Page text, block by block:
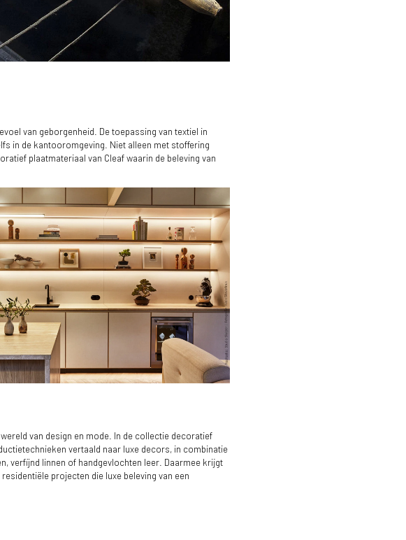
van geborgenheid. De toepassing van textiel in
in de kantooromgeving. Niet alleen met stoffering
plaatmateriaal van Cleaf waarin de beleving van
linnentextuur
van design en mode. In de collectie decoratief
vertaald naar luxe decors, in combinatie
verfijnd linnen of handgevlochten leer. Daarmee krijgt
projecten die luxe beleving van een